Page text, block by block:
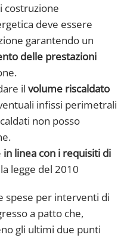
costruzione
deve essere
garantendo un
delle prestazioni
il volume riscaldato
infissi perimetrali
non posso
in linea con i requisiti di
legge del 2010
spese per interventi di
a patto che,
gli ultimi due punti